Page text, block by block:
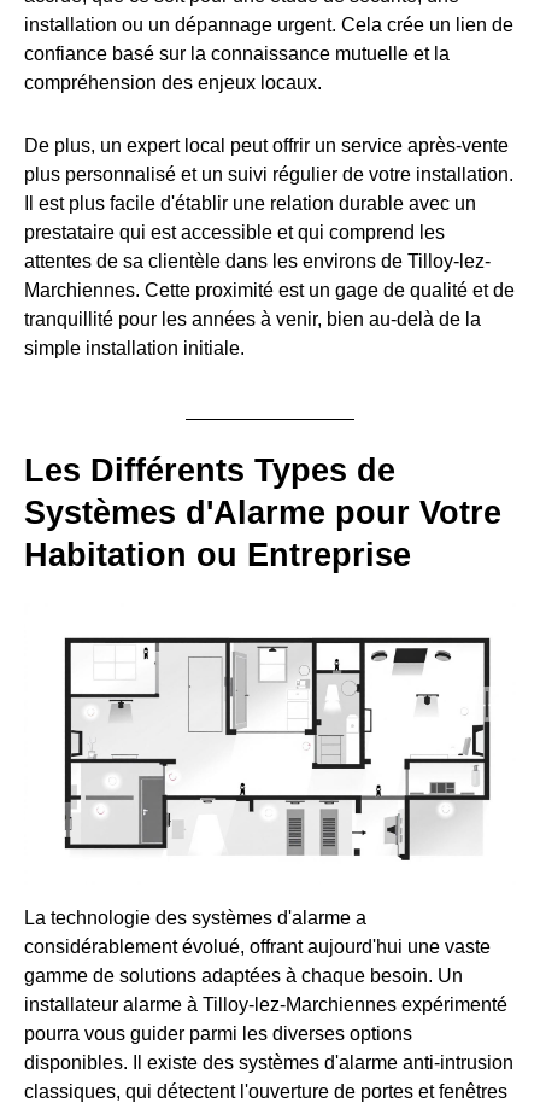
installation ou un dépannage urgent. Cela crée un lien de
confiance basé sur la connaissance mutuelle et la
compréhension des enjeux locaux.
De plus, un expert local peut offrir un service après-vente
plus personnalisé et un suivi régulier de votre installation.
Il est plus facile d'établir une relation durable avec un
prestataire qui est accessible et qui comprend les
attentes de sa clientèle dans les environs de Tilloy-lez-
Marchiennes. Cette proximité est un gage de qualité et de
tranquillité pour les années à venir, bien au-delà de la
simple installation initiale.
Les Différents Types de
Systèmes d'Alarme pour Votre
Habitation ou Entreprise
La technologie des systèmes d'alarme a
considérablement évolué, offrant aujourd'hui une vaste
gamme de solutions adaptées à chaque besoin. Un
installateur alarme à Tilloy-lez-Marchiennes expérimenté
pourra vous guider parmi les diverses options
disponibles. Il existe des systèmes d'alarme anti-intrusion
classiques, qui détectent l'ouverture de portes et fenêtres